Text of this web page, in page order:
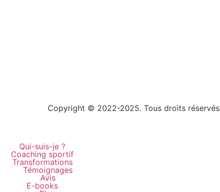
Copyright © 2022-2025. Tous droits réservés
Qui-suis-je ?
Coaching sportif
Transformations
Témoignages
Avis
E-books